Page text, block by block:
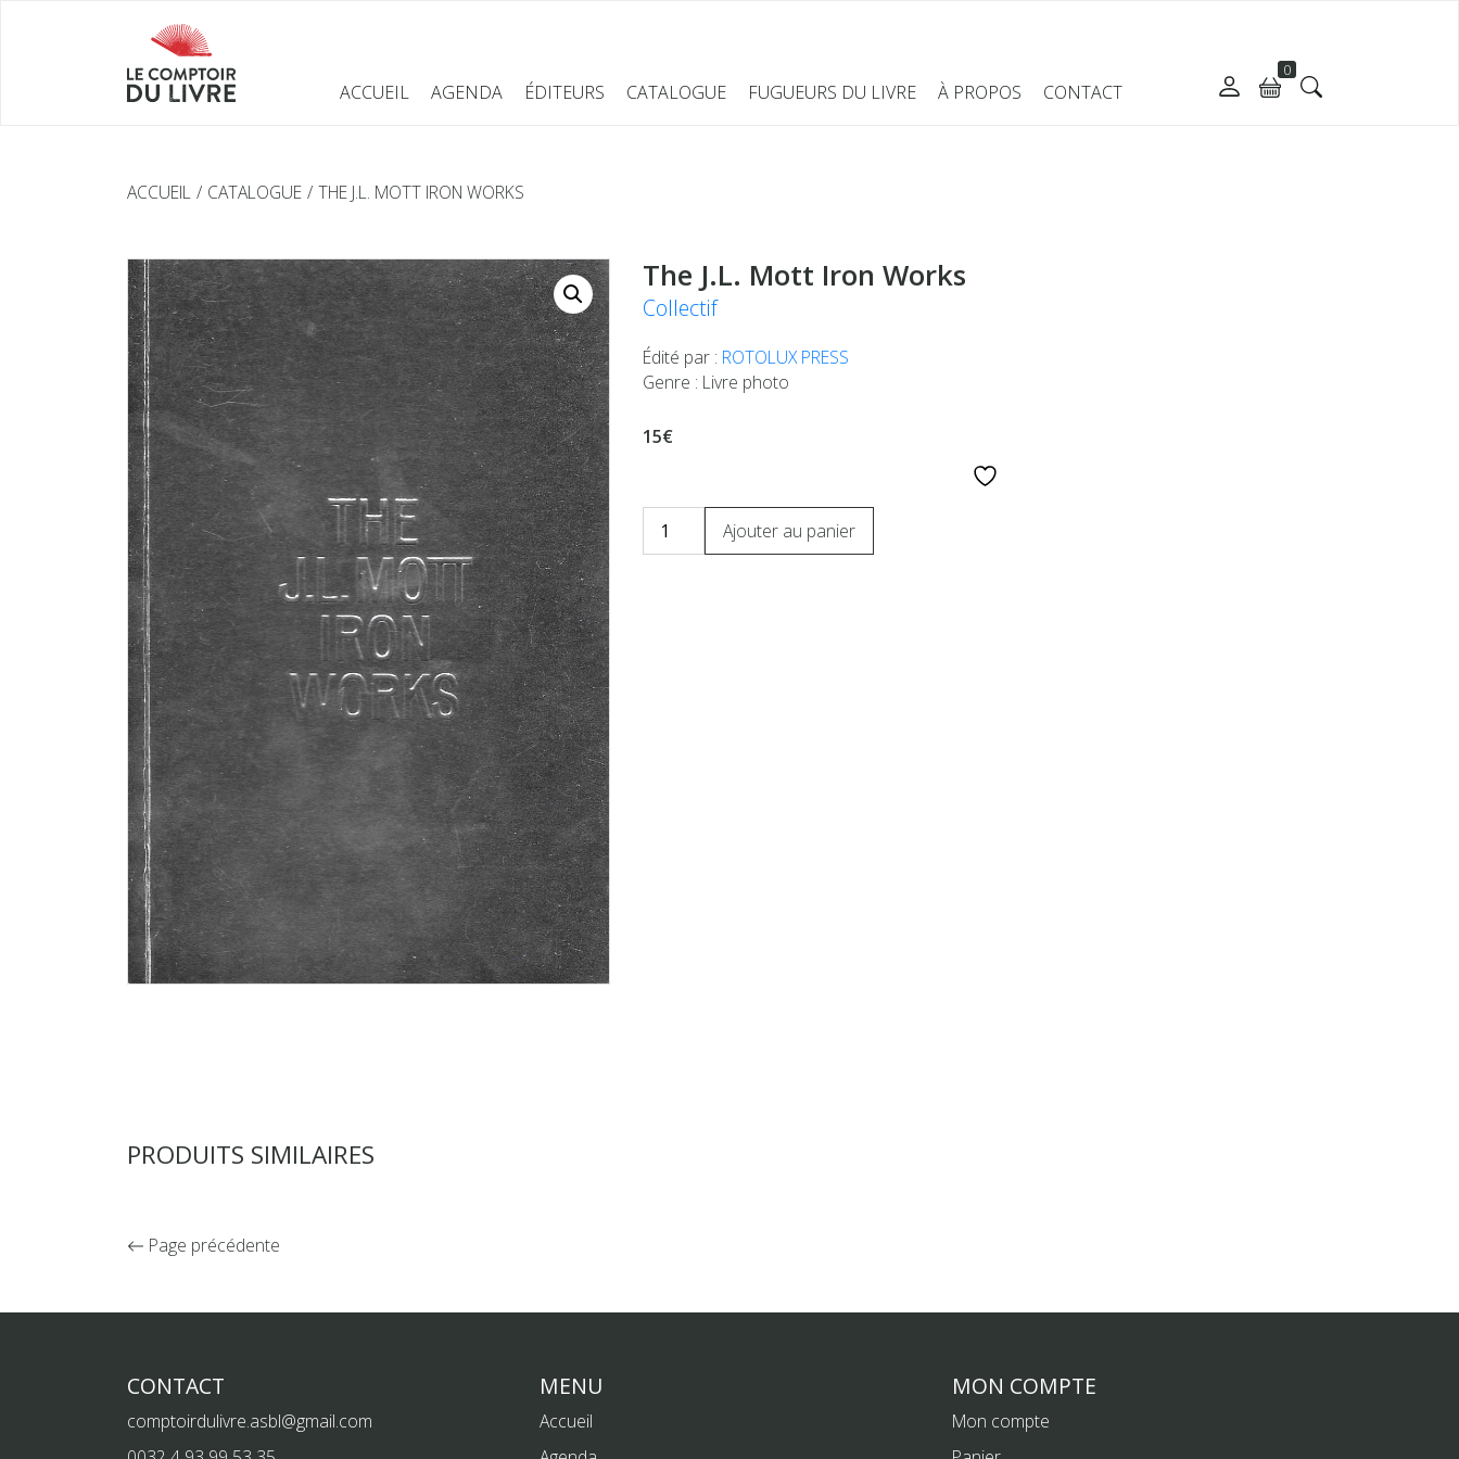
ACCUEIL AGENDA ÉDITEURS CATALOGUE FUGUEURS DU LIVRE À PROPOS CONTACT
0
ACCUEIL CATALOGUE THE J.L. MOTT IRON WORKS
The J.L. Mott Iron Works
Collectif
Édité par : ROTOLUX PRESS
Genre : Livre photo
15€
Ajouter au panier
PRODUITS SIMILAIRES
Page précédente
CONTACT
comptoirdulivre.asbl@gmail.com
MENU
Accueil
MON COMPTE
Mon compte